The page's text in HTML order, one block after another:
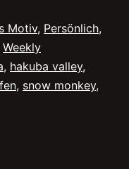
Motiv, Persönlich,
Weekly
, hakuba valley,
, snow monkey,